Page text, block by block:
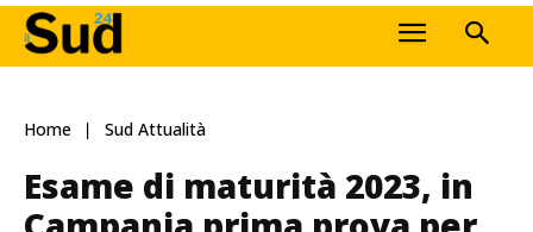
Home Sud Attualità
Esame di maturità 2023, in